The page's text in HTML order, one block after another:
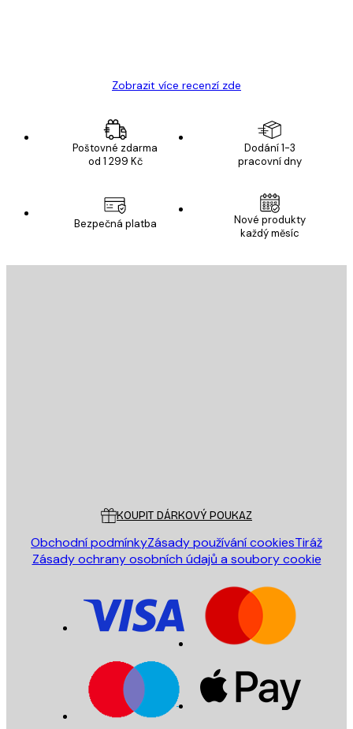
Zobrazit více recenzí zde
Poštovné zdarma
od 1 299 Kč
Dodání 1-3
pracovní dny
Bezpečná platba
Nové produkty
každý měsíc
KOUPIT DÁRKOVÝ POUKAZ
Obchodní podmínkyZásady používání cookiesTiráž
Zásady ochrany osobních údajů a soubory cookie